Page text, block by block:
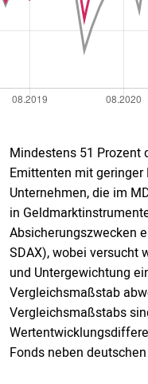
Mindestens 51 Prozent
Emittenten mit
Unternehmen, die im
in
Absicherungszwecken
SDAX), wobei versucht
und Untergewichtung
Vergleichsmaßstab
Vergleichsmaßstabs
Fonds neben